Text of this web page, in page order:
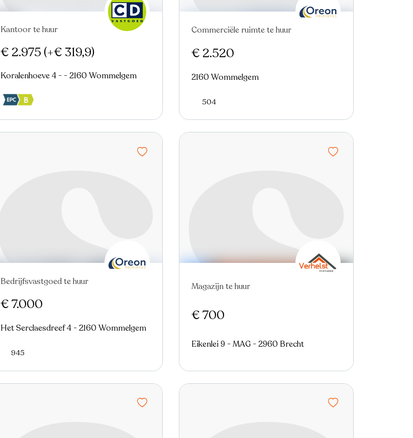
Nieuw
Kantoor te huur
€ 2.975 (+€ 319,9)
Koralenhoeve 4 - - 2160 Wommelgem
Nieuw
Commerciële ruimte te huur
€ 2.520
2160 Wommelgem
504
Nieuw
Bedrijfsvastgoed te huur
€ 7.000
Het Serclaesdreef 4 - 2160 Wommelgem
945
Magazijn te huur
€ 700
Eikenlei 9 - MAG - 2960 Brecht